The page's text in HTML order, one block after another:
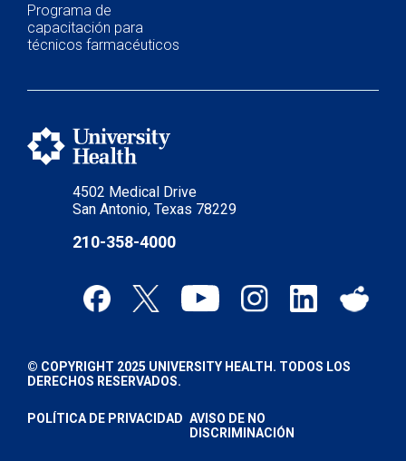
4502 Medical Drive
San Antonio, Texas 78229
210-358-4000
Programa de
capacitación para
técnicos farmacéuticos
© COPYRIGHT 2025 UNIVERSITY HEALTH. TODOS LOS
DERECHOS RESERVADOS.
POLÍTICA DE PRIVACIDAD AVISO DE NO
DISCRIMINACIÓN